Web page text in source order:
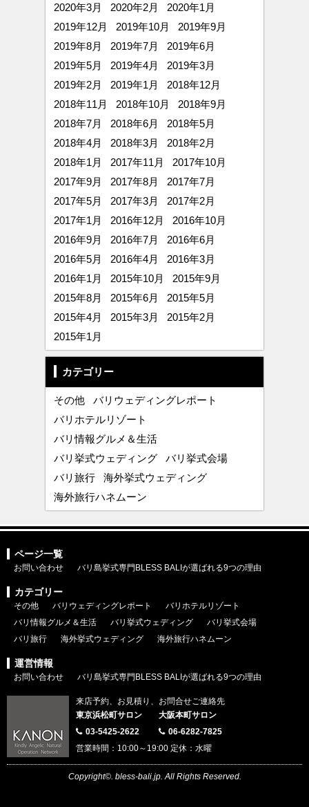
2020年3月
2020年2月
2020年1月
2019年12月
2019年10月
2019年9月
2019年8月
2019年7月
2019年6月
2019年5月
2019年4月
2019年3月
2019年2月
2019年1月
2018年12月
2018年11月
2018年10月
2018年9月
2018年7月
2018年6月
2018年5月
2018年4月
2018年3月
2018年2月
2018年1月
2017年11月
2017年10月
2017年9月
2017年8月
2017年7月
2017年5月
2017年3月
2017年2月
2017年1月
2016年12月
2016年10月
2016年9月
2016年7月
2016年6月
2016年5月
2016年4月
2016年3月
2016年1月
2015年10月
2015年9月
2015年8月
2015年6月
2015年5月
2015年4月
2015年3月
2015年2月
2015年1月
カテゴリー
その他
バリウェディングレポート
バリホテルリゾート
バリ情報グルメ＆生活
バリ挙式ウェディング
バリ挙式会場
バリ旅行
海外挙式ウェディング
海外旅行ハネムーン
ページ一覧
お問い合わせ バリ島挙式専門BLESS BALIが選ばれる9つの理由
カテゴリー
その他 バリウェディングレポート
バリホテルリゾート
バリ情報グルメ＆生活
バリ挙式ウェディング
バリ挙式会場
バリ旅行
海外挙式ウェディング 海外旅行ハネムーン
運営情報
お問い合わせ バリ島挙式専門BLESS BALIが選ばれる9つの理由
来店予約、お見積り、お問合せご連絡先
東京浜松町サロン
03-5425-2622
大阪本町サロン
06-6282-7825
営業時間：10:00～19:00 定休：水曜
Copyright©. bless-bali.jp. All Rights Reserved.